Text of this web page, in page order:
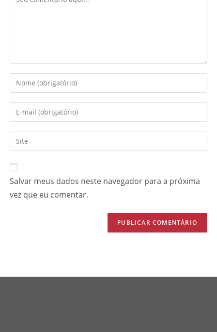
Salvar meus dados neste navegador para a próxima
vez que eu comentar.